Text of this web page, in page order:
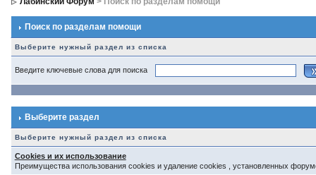
Поиск по разделам помощи
Выберите нужный раздел из списка
Введите ключевые слова для поиска
Выберите раздел
Выберите нужный раздел из списка
Cookies и их использование
Преимущества использования cookies и удаление cookies , установленных